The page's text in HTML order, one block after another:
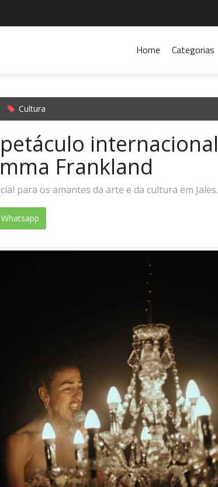
Home Categorias
Cultura
internacional
Frankland
para os amantes da arte e da cultura em Jales.
Whatsapp